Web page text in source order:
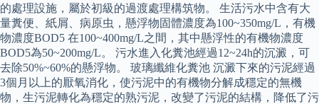
的處理設施，屬於初級的過渡處理構筑物。 生活污水中含有大
量糞便、紙屑、病原虫，懸浮物固體濃度為100~350mg/L，有機
物濃度BOD5 在100~400mg/L之間，其中懸浮性的有機物濃度
BOD5為50~200mg/L。 污水進入化糞池經過12~24h的沉澱，可
去除50%~60%的懸浮物。 玻璃纖維化糞池 沉澱下來的污泥經過
3個月以上的厭氧消化，使污泥中的有機物分解成穩定的無機
物，生污泥轉化為穩定的熟污泥，改變了污泥的結構，降低了污